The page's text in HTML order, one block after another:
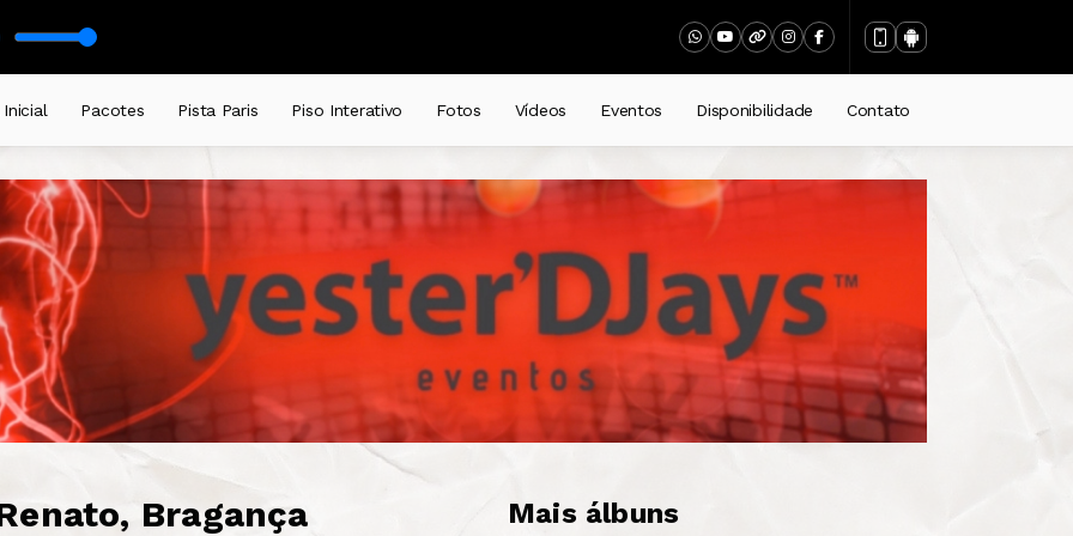
Inicial Pacotes Pista Paris Piso Interativo Fotos Vídeos Eventos Disponibilidade Contato
Bragança
Mais álbuns